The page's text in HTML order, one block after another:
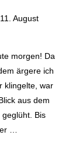
11. August
morgen! Da
ärgere ich
klingelte, war
aus dem
Bis
…